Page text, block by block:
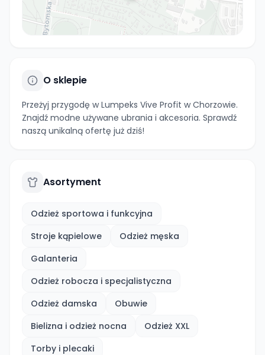
O sklepie
Przeżyj przygodę w Lumpeks Vive Profit w Chorzowie.
Znajdź modne używane ubrania i akcesoria. Sprawdź
naszą unikalną ofertę już dziś!
Asortyment
Odzież sportowa i funkcyjna
Stroje kąpielowe
Odzież męska
Galanteria
Odzież robocza i specjalistyczna
Odzież damska
Obuwie
Bielizna i odzież nocna
Odzież XXL
Torby i plecaki